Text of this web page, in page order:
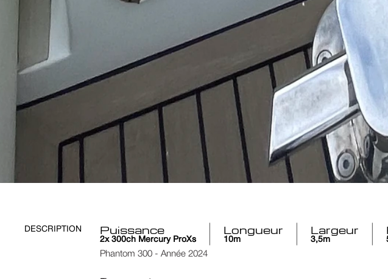
DESCRIPTION Puissance
2x 300ch Mercury ProXs
Longueur
10m
Largeur
3,5m
Phantom 300 - Année 2024